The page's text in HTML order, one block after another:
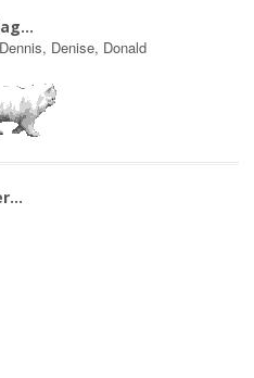
Dennis, Denise, Donald